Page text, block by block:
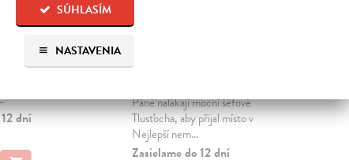
SÚHLASÍM
NASTAVENIA
světoznámé polské
Podolí,
dní
Čtvrtá nejlepší
Shem Samuel
Páně nalákají mocní šéfové
Tlusťocha, aby přijal místo v
Nejlepší nem...
Zasielame do 12 dní